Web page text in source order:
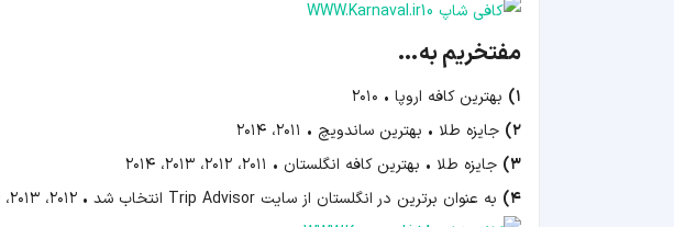
مفتخریم به…
۱)
بهترین کافه اروپا • ۲۰۱۰
۲) جایزه طلا • بهترین ساندویچ • ۲۰۱۱، ۲۰۱۴
۳) جایزه طلا • بهترین کافه انگلستان • ۲۰۱۱، ۲۰۱۲، ۲۰۱۳، ۲۰۱۴
۴)
به عنوان برترین در انگلستان از سایت Trip Advisor انتخاب شد • ۲۰۱۲، ۲۰۱۳، ۲۰۱۴